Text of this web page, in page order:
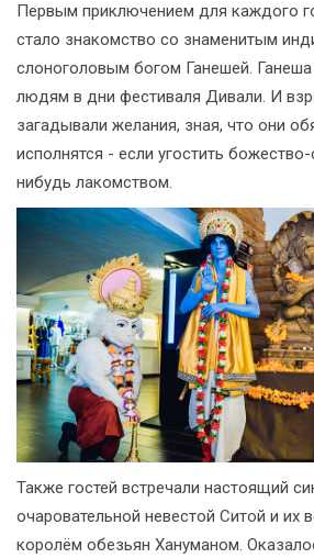
Первым приключением для каждого
стало знакомство со знаменитым
слоноголовым богом Ганешей.
людям в дни фестиваля Дивали. И
загадывали желания, зная, что они
исполнятся - если угостить
нибудь лакомством.
Также гостей встречали настоящий
очаровательной невестой Ситой и их
королём обезьян Хануманом.